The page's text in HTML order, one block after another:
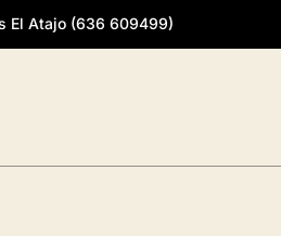
El Atajo (636 609499)